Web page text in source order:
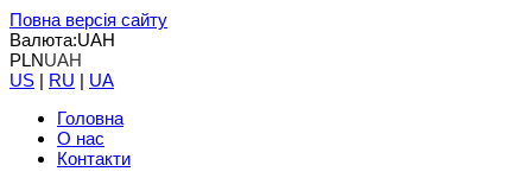
Повна версія сайту
Валюта:UAH
PLNUAH
US | RU | UA
Головна
О нас
Контакти